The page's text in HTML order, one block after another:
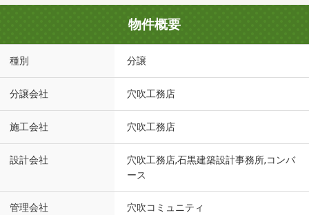
物件概要
種別 分譲
分譲会社 穴吹工務店
施工会社 穴吹工務店
設計会社
穴吹工務店,石黒建築設計事務所,コンバ
ース
管理会社 穴吹コミュニティ